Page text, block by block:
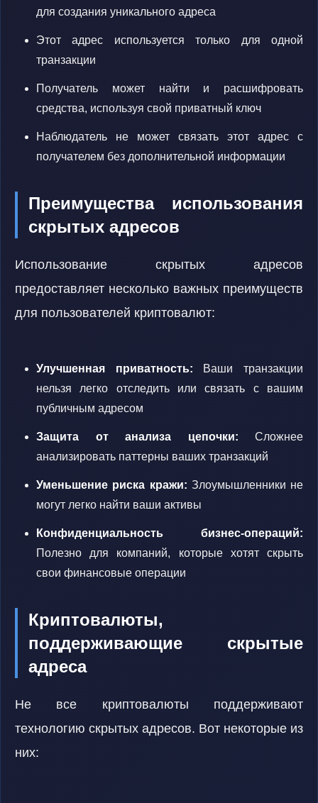
для создания уникального адреса
Этот адрес используется только для одной
транзакции
Получатель может найти и расшифровать
средства, используя свой приватный ключ
Наблюдатель не может связать этот адрес с
получателем без дополнительной информации
Преимущества использования
скрытых адресов
Использование скрытых адресов
предоставляет несколько важных преимуществ
для пользователей криптовалют:
Улучшенная приватность: Ваши транзакции
нельзя легко отследить или связать с вашим
публичным адресом
Защита от анализа цепочки: Сложнее
анализировать паттерны ваших транзакций
Уменьшение риска кражи: Злоумышленники не
могут легко найти ваши активы
Конфиденциальность бизнес-операций:
Полезно для компаний, которые хотят скрыть
свои финансовые операции
Криптовалюты,
поддерживающие скрытые
адреса
Не все криптовалюты поддерживают
технологию скрытых адресов. Вот некоторые из
них: